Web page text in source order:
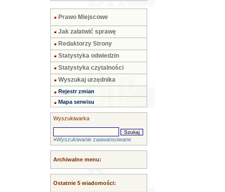
Prawo Miejscowe
Jak załatwić sprawę
Redaktorzy Strony
Statystyka odwiedzin
Statystyka czytalności
Wyszukaj urzędnika
Rejestr zmian
Mapa serwisu
Wyszukiwarka
»Wyszukiwanie zaawansowane
Archiwalne menu:
Ostatnie 5 wiadomości: